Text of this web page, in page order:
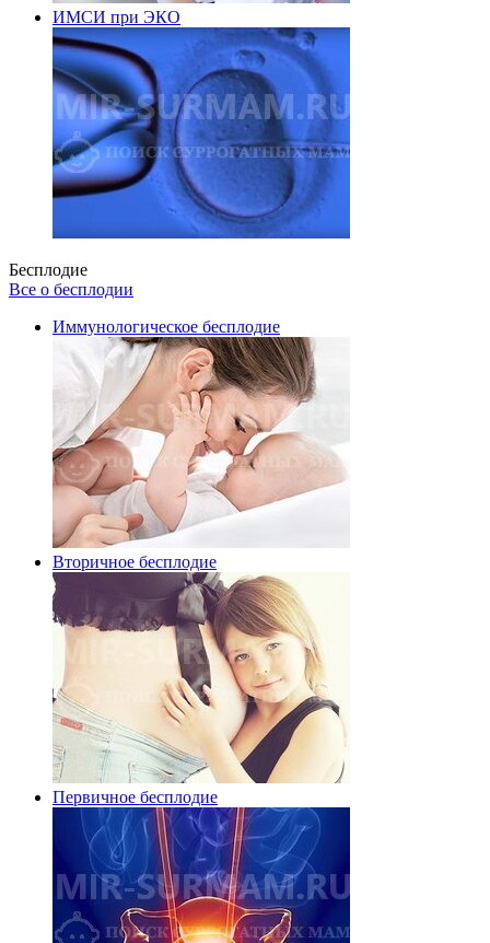
ИМСИ при ЭКО
Бесплодие
Все о бесплодии
Иммунологическое бесплодие
Вторичное бесплодие
Первичное бесплодие